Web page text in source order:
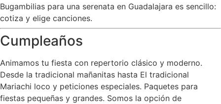
Bugambilias para una serenata en Guadalajara es sencillo:
cotiza y elige canciones.
Cumpleaños
Animamos tu fiesta con repertorio clásico y moderno.
Desde la tradicional mañanitas hasta El tradicional
Mariachi loco y peticiones especiales. Paquetes para
fiestas pequeñas y grandes. Somos la opción de